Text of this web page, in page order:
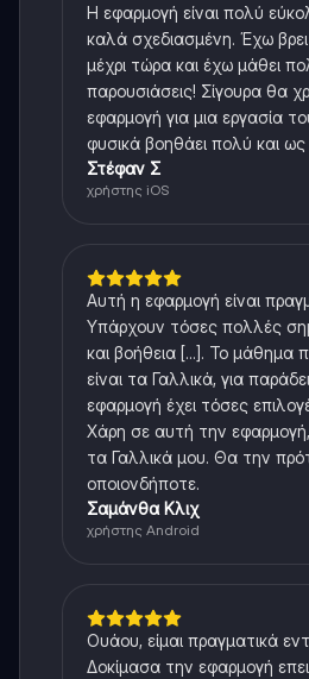
Η εφαρμογή είναι πολύ
καλά σχεδιασμένη. Έχω
μέχρι τώρα και έχω μάθει
παρουσιάσεις! Σίγουρα θα
εφαρμογή για μια εργασία
φυσικά βοηθάει πολύ και
Στέφαν Σ
χρήστης iOS
Αυτή η εφαρμογή είναι
Υπάρχουν τόσες πολλές
και βοήθεια [...]. Το μάθημα
είναι τα Γαλλικά, για
εφαρμογή έχει τόσες
Χάρη σε αυτή την
τα Γαλλικά μου. Θα την
οποιονδήποτε.
Σαμάνθα Κλιχ
χρήστης Android
Ουάου, είμαι πραγματικά
Δοκίμασα την εφαρμογή